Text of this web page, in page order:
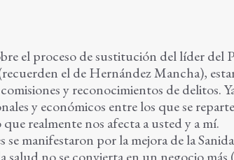
el proceso de sustitución del líder del
el de Hernández Mancha),
y reconocimientos de delitos.
y económicos entre los que se
realmente nos afecta a usted y a mí.
se manifestaron por la mejora de la